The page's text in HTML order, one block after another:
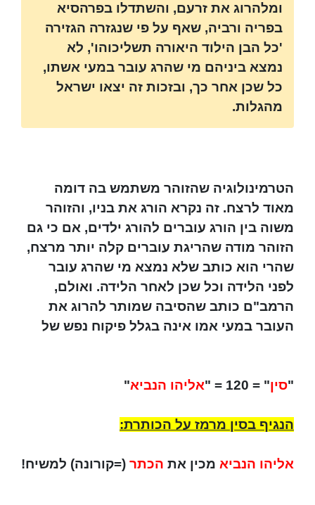
ומלהרוג את זרעם, והשתדלו בפרהסיא
בפריה ורביה, שאף על פי שנגזרה הגזירה
'כל הבן הילוד היאורה תשליכוהו', לא
נמצא ביניהם מי שהרג עובר במעי אשתו,
כל שכן אחר כך, ובזכות זה יצאו ישראל
מהגלות.
הטרמינולוגיה שהזוהר משתמש בה דומה
מאוד לרצח. זה נקרא הורג את בניו, והזוהר
משוה בין הורג עוברים להורג ילדים, אם כי גם
הזוהר מודה שהריגת עוברים קלה יותר מרצח,
שהרי הוא כותב שלא נמצא מי שהרג עובר
לפני הלידה וכל שכן לאחר הלידה. ואולם,
הרמב"ם כותב שהסיבה שמותר להרוג את
העובר במעי אמו אינה בגלל פיקוח נפש של
"סין" = 120 = " אליהו הנביא"
הנגיף בסין מרמז על הכותרת:
אליהו הנביא מכין את הכתר (=קורונה) למשיח!